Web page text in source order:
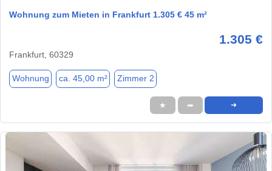
Wohnung zum Mieten in Frankfurt 1.305 € 45 m²
1.305 €
Frankfurt, 60329
Wohnung ca. 45,00 m² Zimmer 2
★ ➦ ➜